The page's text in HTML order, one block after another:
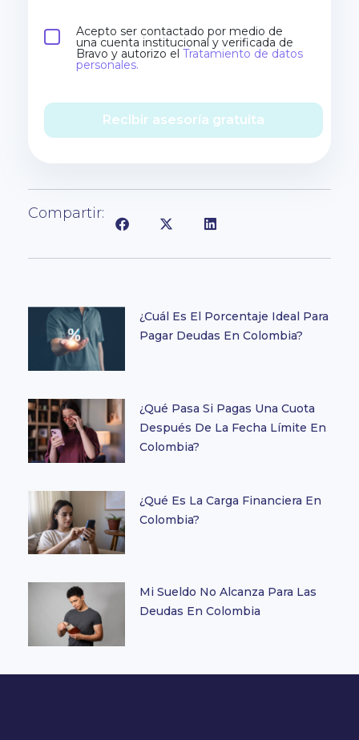
Acepto ser contactado por medio de
una cuenta institucional y verificada de
Bravo y autorizo el Tratamiento de datos
personales.
Recibir asesoría gratuita
Compartir:
¿Cuál Es El Porcentaje Ideal Para
Pagar Deudas En Colombia?
¿Qué Pasa Si Pagas Una Cuota
Después De La Fecha Límite En
Colombia?
¿Qué Es La Carga Financiera En
Colombia?
Mi Sueldo No Alcanza Para Las
Deudas En Colombia